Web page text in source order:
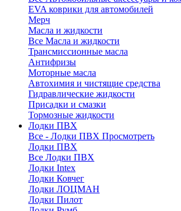
EVA коврики для автомобилей
Мерч
Масла и жидкости
Все Масла и жидкости
Трансмиссионные масла
Антифризы
Моторные масла
Автохимия и чистящие средства
Гидравлические жидкости
Присадки и смазки
Тормозные жидкости
Лодки ПВХ
Все - Лодки ПВХ Просмотреть
Лодки ПВХ
Все Лодки ПВХ
Лодки Intex
Лодки Ковчег
Лодки ЛОЦМАН
Лодки Пилот